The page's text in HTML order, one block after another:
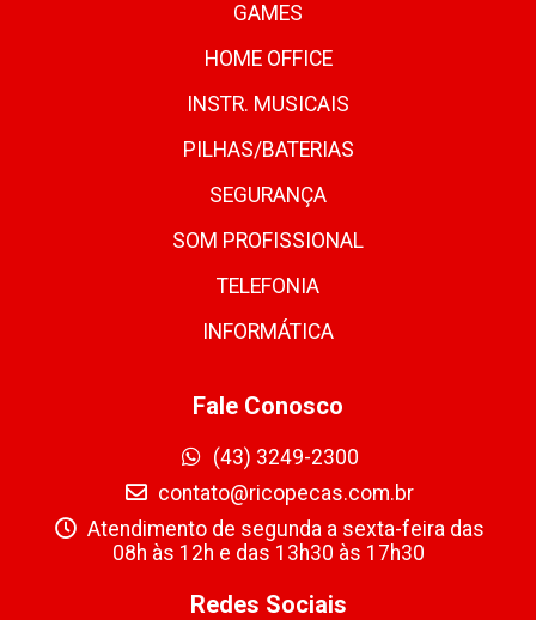
GAMES
HOME OFFICE
INSTR. MUSICAIS
PILHAS/BATERIAS
SEGURANÇA
SOM PROFISSIONAL
TELEFONIA
INFORMÁTICA
Fale Conosco
(43) 3249-2300
contato@ricopecas.com.br
Atendimento de segunda a sexta-feira das
08h às 12h e das 13h30 às 17h30
Redes Sociais